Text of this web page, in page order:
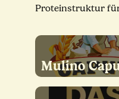
Proteinstruktur für
Mulino